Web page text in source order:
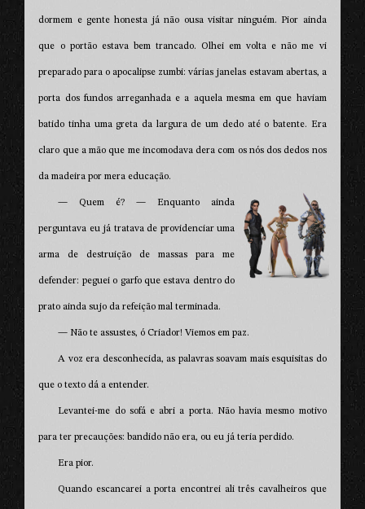
dormem e gente honesta já não ousa visitar ninguém. Pior ainda
que o portão estava bem trancado. Olhei em volta e não me vi
preparado para o apocalipse zumbi: várias janelas estavam abertas, a
porta dos fundos arreganhada e a aquela mesma em que haviam
batido tinha uma greta da largura de um dedo até o batente. Era
claro que a mão que me incomodava dera com os nós dos dedos nos
da madeira por mera educação.
— Quem é? — Enquanto ainda
perguntava eu já tratava de providenciar uma
arma de destruição de massas para me
defender: peguei o garfo que estava dentro do
prato ainda sujo da refeição mal terminada.
— Não te assustes, ó Criador! Viemos em paz.
A voz era desconhecida, as palavras soavam mais esquisitas do
que o texto dá a entender.
Levantei-me do sofá e abri a porta. Não havia mesmo motivo
para ter precauções: bandido não era, ou eu já teria perdido.
Era pior.
Quando escancarei a porta encontrei ali três cavalheiros que